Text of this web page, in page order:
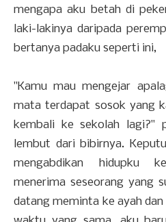
mengapa aku betah di
laki-lakinya daripada
bertanya padaku seperti ini,
"Kamu mau mengejar
mata terdapat sosok yang
kembali ke sekolah lagi?"
lembut dari bibirnya.
mengabdikan hidupku
menerima seseorang yang
datang meminta ke ayah